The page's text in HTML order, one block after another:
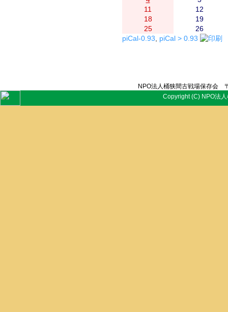
11
12
18
19
25
26
piCal-0.93, piCal > 0.93
NPO法人桶狭間古戦場保存
Copyright (C) NPO法